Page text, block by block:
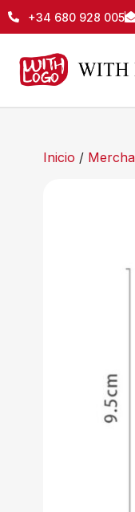
+34 680 928 005
Inicio /